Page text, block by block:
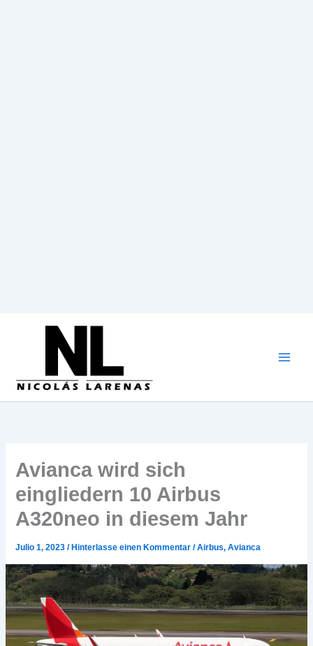
Avianca wird sich
eingliedern 10 Airbus
A320neo in diesem Jahr
Julio 1, 2023/ Hinterlasse einen Kommentar /Airbus,Avianca